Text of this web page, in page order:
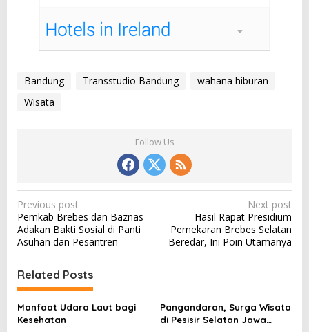
Bandung Transstudio Bandung
wahana hiburan
Wisata
Follow Us
P
o
s
n
a
v
Previous post
Pemkab Brebes dan Baznas
Adakan Bakti Sosial di Panti
Asuhan dan Pesantren
Next post
Hasil Rapat Presidium
Pemekaran Brebes Selatan
Beredar, Ini Poin Utamanya
Related Posts
Manfaat Udara Laut bagi
Kesehatan
Pangandaran, Surga Wisata
di Pesisir Selatan Jawa